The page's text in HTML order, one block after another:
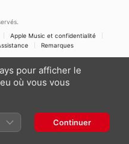
Apple Music et confidentialité
Remarques
pour afficher le
où vous vous
Continuer